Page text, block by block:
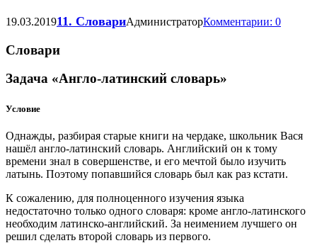
19.03.201911. СловариАдминистраторКомментарии: 0
Словари
Задача «Англо-латинский словарь»
Условие
Однажды, разбирая старые книги на чердаке, школьник Вася
нашёл англо-латинский словарь. Английский он к тому
времени знал в совершенстве, и его мечтой было изучить
латынь. Поэтому попавшийся словарь был как раз кстати.
К сожалению, для полноценного изучения языка
недостаточно только одного словаря: кроме англо-латинского
необходим латинско-английский. За неимением лучшего он
решил сделать второй словарь из первого.